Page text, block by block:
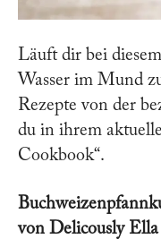
Läuft dir bei
Wasser im Mund
Rezepte von der
du in ihrem
Cookbook“.
von Delicously Ella